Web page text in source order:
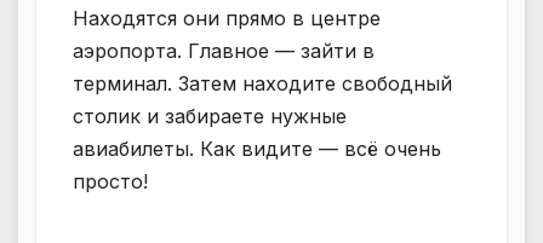
Находятся они прямо в центре
аэропорта. Главное — зайти в
терминал. Затем находите свободный
столик и забираете нужные
авиабилеты. Как видите — всё очень
просто!